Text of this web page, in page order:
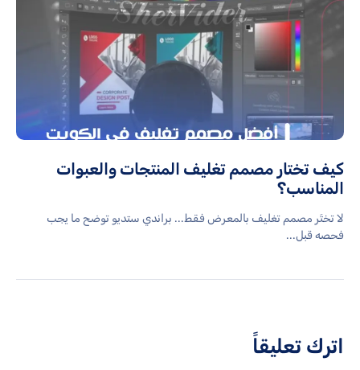
كيف تختار مصمم تغليف المنتجات والعبوات
المناسب؟
لا تختَر مصمم تغليف بالمعرض فقط... براندي ستديو توضح ما يجب
فحصه قبل...
اترك تعليقاً